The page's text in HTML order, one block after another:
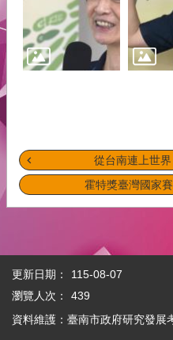
年
事
務
紹
網
站
回
首
頁
從台南連上世界
霍特獎臺灣國家
更新日期：
115-08-07
瀏覽人次：
439
資料維護：臺南市政府研究發展